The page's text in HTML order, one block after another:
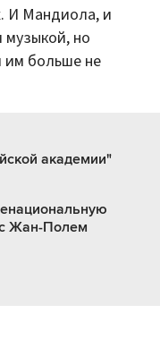
И Мандиола, и
но
им больше не
академии"
Жан-Полем